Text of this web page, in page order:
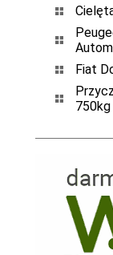
Fiat
750kg